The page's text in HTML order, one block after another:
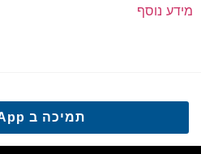
מידע נוסף
תמיכה ב WhatsApp